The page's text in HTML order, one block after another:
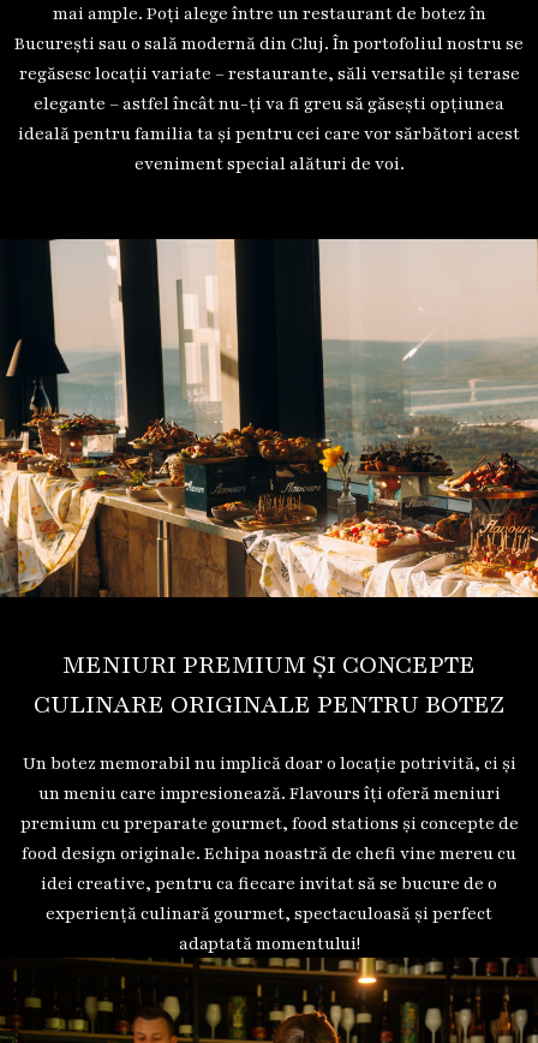
mai ample. Poți alege între un restaurant de botez în
București sau o sală modernă din Cluj. În portofoliul nostru se
regăsesc locații variate – restaurante, săli versatile și terase
elegante – astfel încât nu-ți va fi greu să găsești opțiunea
ideală pentru familia ta și pentru cei care vor sărbători acest
eveniment special alături de voi.
MENIURI PREMIUM ȘI CONCEPTE
CULINARE ORIGINALE PENTRU BOTEZ
Un botez memorabil nu implică doar o locație potrivită, ci și
un meniu care impresionează. Flavours îți oferă meniuri
premium cu preparate gourmet, food stations și concepte de
food design originale. Echipa noastră de chefi vine mereu cu
idei creative, pentru ca fiecare invitat să se bucure de o
experiență culinară gourmet, spectaculoasă și perfect
adaptată momentului!